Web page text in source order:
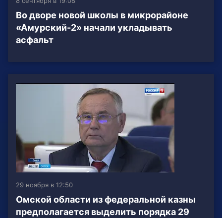
Во дворе новой школы в микрорайоне
«Амурский-2» начали укладывать
асфальт
29 ноября в 12:50
Омской области из федеральной казны
предполагается выделить порядка 29